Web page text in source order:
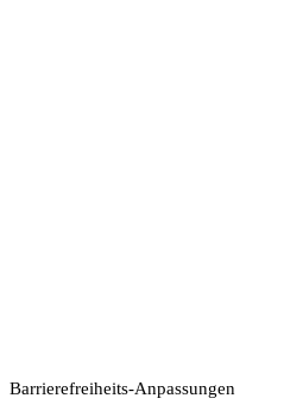
Barrierefreiheits-Anpassungen